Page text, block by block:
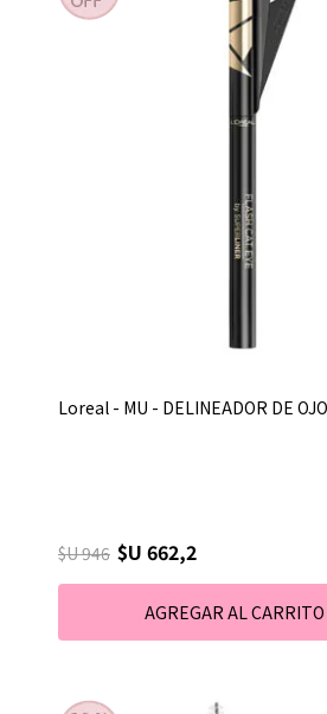
Loreal - MU - DELINEADOR DE
$U 946 $U 662,2